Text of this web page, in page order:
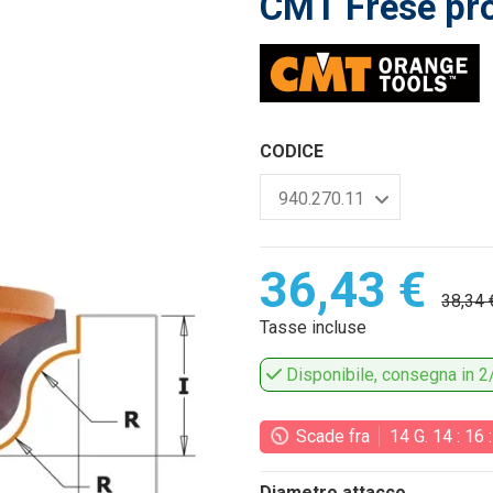
CODICE
36,43 €
38,34
Tasse incluse
Disponibile, consegna in
Scade fra 14G. 14: 16